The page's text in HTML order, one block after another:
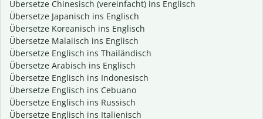
Übersetze Chinesisch (vereinfacht) ins Englisch
Übersetze Japanisch ins Englisch
Übersetze Koreanisch ins Englisch
Übersetze Malaiisch ins Englisch
Übersetze Englisch ins Thailändisch
Übersetze Arabisch ins Englisch
Übersetze Englisch ins Indonesisch
Übersetze Englisch ins Cebuano
Übersetze Englisch ins Russisch
Übersetze Englisch ins Italienisch